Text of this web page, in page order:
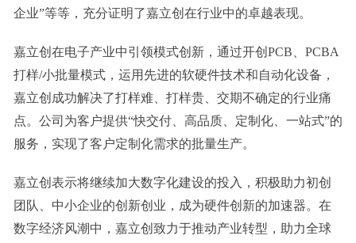
企业”等等，充分证明了嘉立创在行业中的卓越表现。
嘉立创在电子产业中引领模式创新，通过开创PCB、PCBA
打样/小批量模式，运用先进的软硬件技术和自动化设备，
嘉立创成功解决了打样难、打样贵、交期不确定的行业痛
点。公司为客户提供“快交付、高品质、定制化、一站式”的
服务，实现了客户定制化需求的批量生产。
嘉立创表示将继续加大数字化建设的投入，积极助力初创
团队、中小企业的创新创业，成为硬件创新的加速器。在
数字经济风潮中，嘉立创致力于推动产业转型，助力全球